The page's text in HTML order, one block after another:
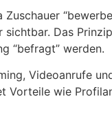
Das
“befragt” werden.
Videoanrufe
Vorteile wie